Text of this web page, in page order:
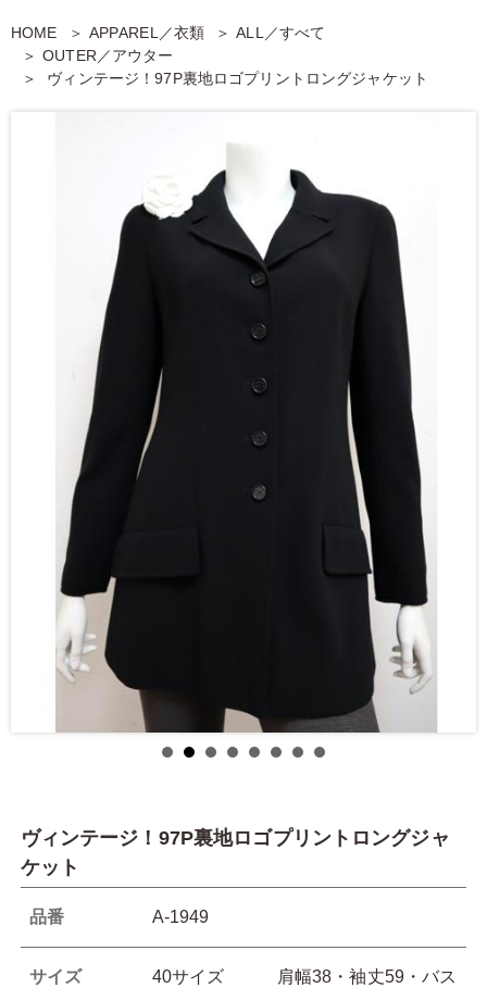
HOME APPAREL／衣類
ALL／すべて
OUTER／アウター
ヴィンテージ！97P裏地ロゴプリントロングジャケット
ヴィンテージ！97P裏地ロゴプリントロングジャ
ケット
品番 A-1949
サイズ
40サイズ 肩幅38・袖丈59・バス